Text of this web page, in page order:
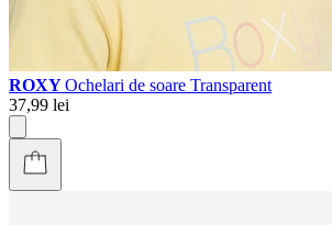
ROXYOchelari de soare Transparent
37,99 lei